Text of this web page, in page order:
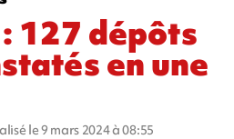
127 dépôts
en une
le 9 mars 2024 à 08:55